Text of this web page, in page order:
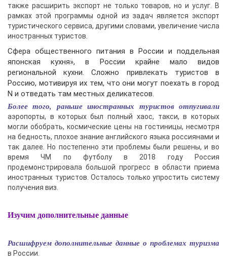
также расширить экспорт не только товаров, но и услуг. В
рамках этой программы одной из задач является экспорт
туристического сервиса, другими словами, увеличение числа
иностранных туристов.
Сфера общественного питания в России и поддельная
японская кухня», в России крайне мало видов
региональной кухни. Сложно привлекать туристов в
Россию, мотивируя их тем, что они могут поехать в город
N и отведать там местных деликатесов.
Более того, раньше иностранных туристов отпугивали
аэропорты, в которых был полный хаос, такси, в которых
могли обобрать, космические цены на гостиницы, несмотря
на бедность, плохое знание английского языка россиянами и
так далее. Но постепенно эти проблемы были решены, и во
время ЧМ по футболу в 2018 году Россия
продемонстрировала большой прогресс в области приема
иностранных туристов. Осталось только упростить систему
получения виз.
Изучим дополнительные данные
Расшифруем дополнительные данные о проблемах туризма
в России.